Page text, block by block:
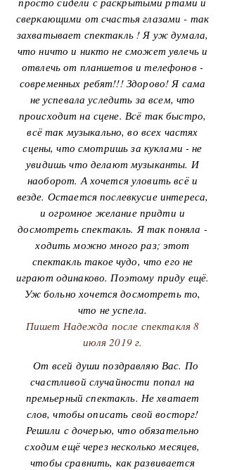
сверкающими от счастья глазами - так
захватывает спектакль ! Я уж думала,
что ничто и никто не сможет увлечь и
отвлечь от планшетов и телефонов -
современных ребят!!! Здорово! Я сама
не успевала уследить за всем, что
происходит на сцене. Всё так быстро,
всё так музыкально, во всех частях
сцены, что смотришь за куклами - не
увидишь что делают музыканты. И
наоборот. А хочется уловить всё и
везде. Остается послевкусие интереса,
и огромное желание придти и
досмотреть спектакль. Я так поняла -
ходить можно много раз; этот
спектакль такое чудо, что его не
играют одинаково. Поэтому приду ещё.
Уж больно хочется досмотреть то,
что не успела.
Пишет Надежда после спектакля 8
июля 2019 г.
От всей души поздравляю Вас. По
счастливой случайности попал на
премьерный спектакль. Не хватает
слов, чтобы описать свой восторг!
Решили с дочерью, что обязательно
сходим ещё через несколько месяцев,
чтобы сравнить, как развивается